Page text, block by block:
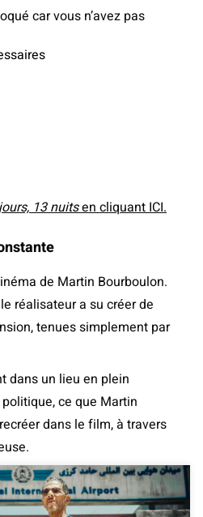
car vous n’avez pas
13 nuitsen cliquant ICI.
de Martin Bourboulon.
réalisateur a su créer de
tenues simplement par
dans un lieu en plein
ce que Martin
dans le film, à travers